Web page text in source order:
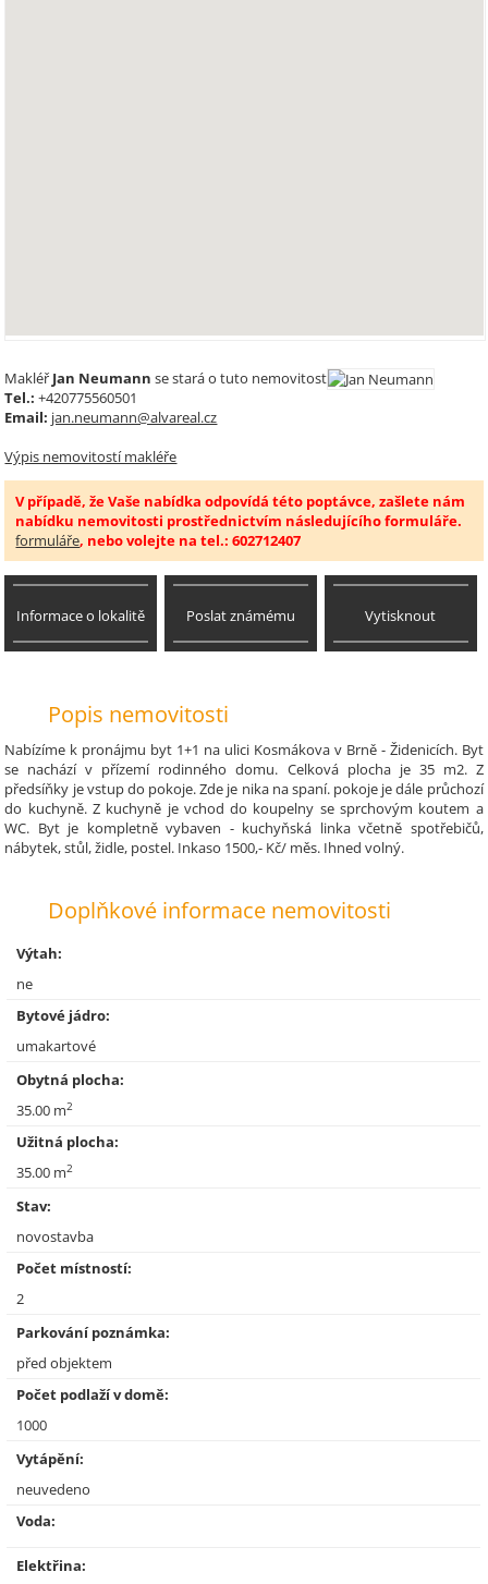
Makléř Jan Neumann se stará o tuto nemovitost
Tel.: +420775560501
Email: jan.neumann@alvareal.cz
Výpis nemovitostí makléře
V případě, že Vaše nabídka odpovídá této poptávce, zašlete nám
nabídku nemovitosti prostřednictvím následujícího formuláře.
formuláře, nebo volejte na tel.: 602712407
Informace o lokalitě Poslat známému Vytisknout
Popis nemovitosti
Nabízíme k pronájmu byt 1+1 na ulici Kosmákova v Brně - Židenicích. Byt
se nachází v přízemí rodinného domu. Celková plocha je 35 m2. Z
předsíňky je vstup do pokoje. Zde je nika na spaní. pokoje je dále průchozí
do kuchyně. Z kuchyně je vchod do koupelny se sprchovým koutem a
WC. Byt je kompletně vybaven - kuchyňská linka včetně spotřebičů,
nábytek, stůl, židle, postel. Inkaso 1500,- Kč/ měs. Ihned volný.
Doplňkové informace nemovitosti
Výtah:
ne
Bytové jádro:
umakartové
Obytná plocha:
35.00 m2
Užitná plocha:
35.00 m2
Stav:
novostavba
Počet místností:
2
Parkování poznámka:
před objektem
Počet podlaží v domě:
1000
Vytápění:
neuvedeno
Voda:
Elektřina: